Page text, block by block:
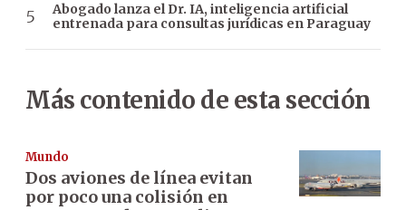
Abogado lanza el Dr. IA, inteligencia artificial
entrenada para consultas jurídicas en Paraguay
Más contenido de esta sección
Mundo
Dos aviones de línea evitan
por poco una colisión en